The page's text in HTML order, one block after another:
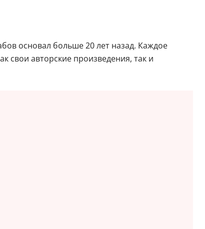
основал больше 20 лет назад. Каждое
свои авторские произведения, так и